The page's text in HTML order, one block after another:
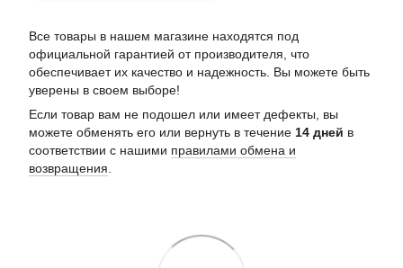
Все товары в нашем магазине находятся под
официальной гарантией от производителя, что
обеспечивает их качество и надежность. Вы можете быть
уверены в своем выборе!
Если товар вам не подошел или имеет дефекты, вы
можете обменять его или вернуть в течение 14 дней в
соответствии с нашими правилами обмена и
возвращения